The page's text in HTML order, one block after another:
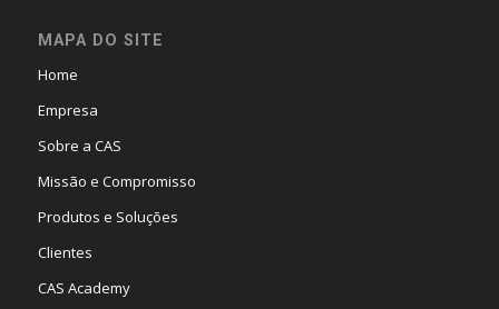
MAPA DO SITE
Home
Empresa
Sobre a CAS
Missão e Compromisso
Produtos e Soluções
Clientes
CAS Academy